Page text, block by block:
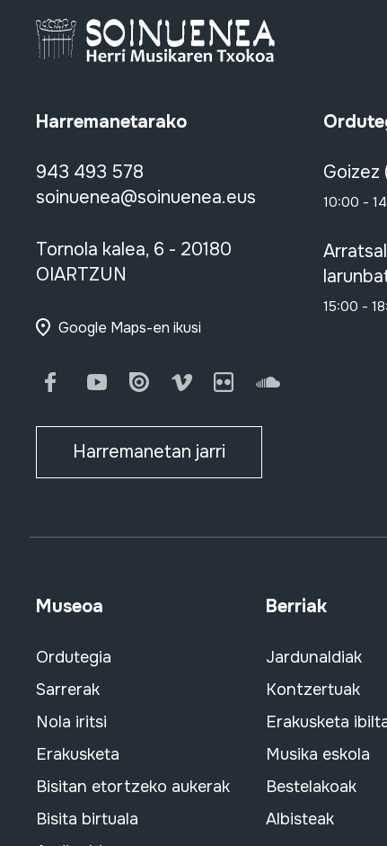
Harremanetarako
943 493 578
soinuenea@soinuenea.eus
Tornola kalea, 6 - 20180
OIARTZUN
Google Maps-en ikusi
FacebookYoutubeIssuu Vimeo FlickrSoundCloud
Harremanetan jarri
Goizez
10:00 -
15:00 -
Museoa
Ordutegia
Sarrerak
Nola iritsi
Erakusketa
Bisitan etortzeko aukerak
Bisita birtuala
Berriak
Jardunaldiak
Kontzertuak
Erakusketa
Musika eskola
Bestelakoak
Albisteak